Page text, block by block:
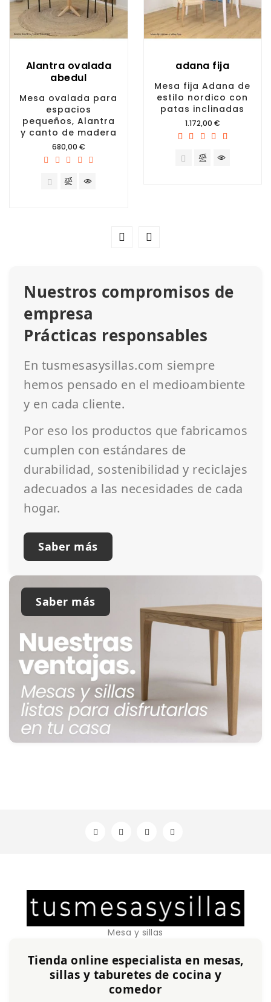
Alantra ovalada
abedul
Mesa ovalada para
espacios
pequeños, Alantra
y canto de madera
Precio
680,00 €
adana fija
Mesa fija Adana de
estilo nordico con
patas inclinadas
Precio
1.172,00 €
Nuestros compromisos de
empresa
Prácticas responsables
En tusmesasysillas.com siempre
hemos pensado en el medioambiente
y en cada cliente.
Por eso los productos que fabricamos
cumplen con estándares de
durabilidad, sostenibilidad y reciclajes
adecuados a las necesidades de cada
hogar.
Saber más
Saber más
Mesa y sillas
Tienda online especialista en mesas,
sillas y taburetes de cocina y
comedor